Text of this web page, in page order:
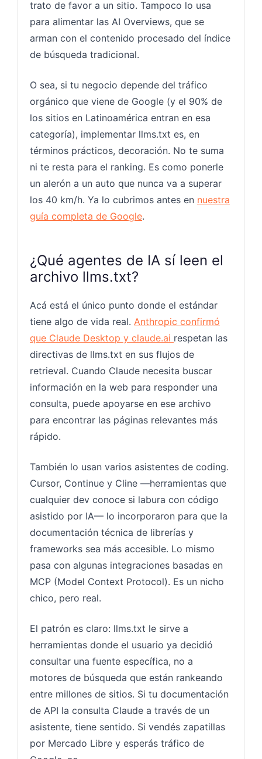
trato de favor a un sitio. Tampoco lo usa
para alimentar las AI Overviews, que se
arman con el contenido procesado del índice
de búsqueda tradicional.
O sea, si tu negocio depende del tráfico
orgánico que viene de Google (y el 90% de
los sitios en Latinoamérica entran en esa
categoría), implementar llms.txt es, en
términos prácticos, decoración. No te suma
ni te resta para el ranking. Es como ponerle
un alerón a un auto que nunca va a superar
los 40 km/h. Ya lo cubrimos antes en nuestra
guía completa de Google.
¿Qué agentes de IA sí leen el
archivo llms.txt?
Acá está el único punto donde el estándar
tiene algo de vida real. Anthropic confirmó
que Claude Desktop y claude.ai respetan las
directivas de llms.txt en sus flujos de
retrieval. Cuando Claude necesita buscar
información en la web para responder una
consulta, puede apoyarse en ese archivo
para encontrar las páginas relevantes más
rápido.
También lo usan varios asistentes de coding.
Cursor, Continue y Cline —herramientas que
cualquier dev conoce si labura con código
asistido por IA— lo incorporaron para que la
documentación técnica de librerías y
frameworks sea más accesible. Lo mismo
pasa con algunas integraciones basadas en
MCP (Model Context Protocol). Es un nicho
chico, pero real.
El patrón es claro: llms.txt le sirve a
herramientas donde el usuario ya decidió
consultar una fuente específica, no a
motores de búsqueda que están rankeando
entre millones de sitios. Si tu documentación
de API la consulta Claude a través de un
asistente, tiene sentido. Si vendés zapatillas
por Mercado Libre y esperás tráfico de